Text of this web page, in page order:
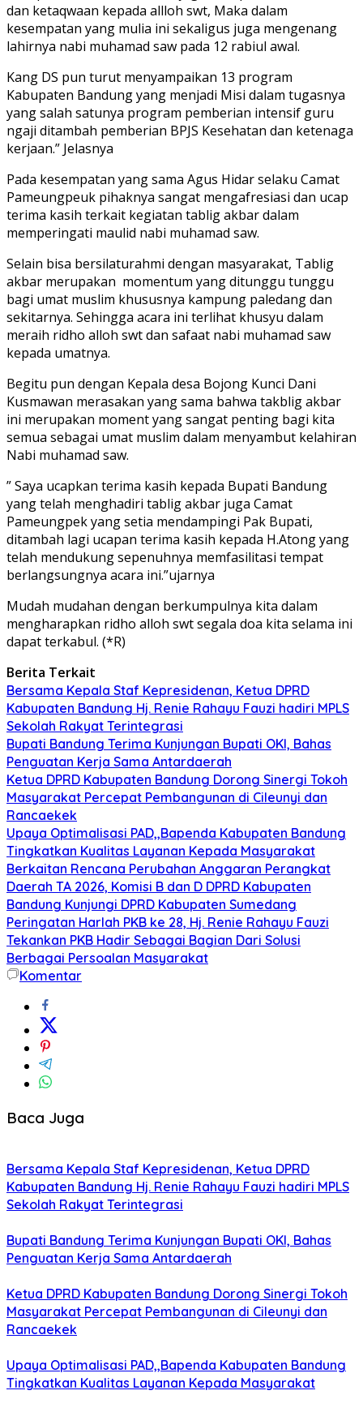
dan ketaqwaan kepada allloh swt, Maka dalam
kesempatan yang mulia ini sekaligus juga mengenang
lahirnya nabi muhamad saw pada 12 rabiul awal.
Kang DS pun turut menyampaikan 13 program
Kabupaten Bandung yang menjadi Misi dalam tugasnya
yang salah satunya program pemberian intensif guru
ngaji ditambah pemberian BPJS Kesehatan dan ketenaga
kerjaan.” Jelasnya
Pada kesempatan yang sama Agus Hidar selaku Camat
Pameungpeuk pihaknya sangat mengafresiasi dan ucap
terima kasih terkait kegiatan tablig akbar dalam
memperingati maulid nabi muhamad saw.
Selain bisa bersilaturahmi dengan masyarakat, Tablig
akbar merupakan momentum yang ditunggu tunggu
bagi umat muslim khususnya kampung paledang dan
sekitarnya. Sehingga acara ini terlihat khusyu dalam
meraih ridho alloh swt dan safaat nabi muhamad saw
kepada umatnya.
Begitu pun dengan Kepala desa Bojong Kunci Dani
Kusmawan merasakan yang sama bahwa takblig akbar
ini merupakan moment yang sangat penting bagi kita
semua sebagai umat muslim dalam menyambut kelahiran
Nabi muhamad saw.
” Saya ucapkan terima kasih kepada Bupati Bandung
yang telah menghadiri tablig akbar juga Camat
Pameungpek yang setia mendampingi Pak Bupati,
ditambah lagi ucapan terima kasih kepada H.Atong yang
telah mendukung sepenuhnya memfasilitasi tempat
berlangsungnya acara ini.”ujarnya
Mudah mudahan dengan berkumpulnya kita dalam
mengharapkan ridho alloh swt segala doa kita selama ini
dapat terkabul. (*R)
Berita Terkait
Bersama Kepala Staf Kepresidenan, Ketua DPRD
Kabupaten Bandung Hj. Renie Rahayu Fauzi hadiri MPLS
Sekolah Rakyat Terintegrasi
Bupati Bandung Terima Kunjungan Bupati OKI, Bahas
Penguatan Kerja Sama Antardaerah
Ketua DPRD Kabupaten Bandung Dorong Sinergi Tokoh
Masyarakat Percepat Pembangunan di Cileunyi dan
Rancaekek
Upaya Optimalisasi PAD,,Bapenda Kabupaten Bandung
Tingkatkan Kualitas Layanan Kepada Masyarakat
Berkaitan Rencana Perubahan Anggaran Perangkat
Daerah TA 2026, Komisi B dan D DPRD Kabupaten
Bandung Kunjungi DPRD Kabupaten Sumedang
Peringatan Harlah PKB ke 28, Hj. Renie Rahayu Fauzi
Tekankan PKB Hadir Sebagai Bagian Dari Solusi
Berbagai Persoalan Masyarakat
Komentar
Baca Juga
Bersama Kepala Staf Kepresidenan, Ketua DPRD
Kabupaten Bandung Hj. Renie Rahayu Fauzi hadiri MPLS
Sekolah Rakyat Terintegrasi
Bupati Bandung Terima Kunjungan Bupati OKI, Bahas
Penguatan Kerja Sama Antardaerah
Ketua DPRD Kabupaten Bandung Dorong Sinergi Tokoh
Masyarakat Percepat Pembangunan di Cileunyi dan
Rancaekek
Upaya Optimalisasi PAD,,Bapenda Kabupaten Bandung
Tingkatkan Kualitas Layanan Kepada Masyarakat